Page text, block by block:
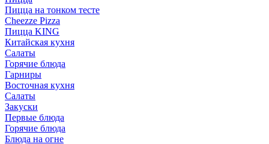
Пицца на тонком тесте
Cheezze Pizza
Пицца KING
Китайская кухня
Салаты
Горячие блюда
Гарниры
Восточная кухня
Салаты
Закуски
Первые блюда
Горячие блюда
Блюда на огне